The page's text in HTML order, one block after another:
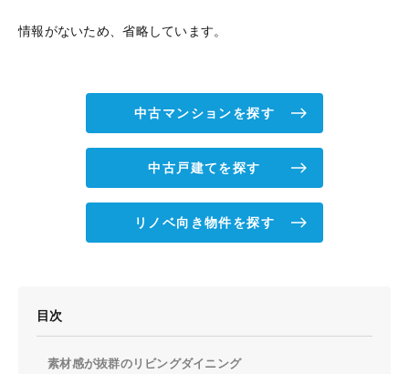
情報がないため、省略しています。
中古マンションを探す
中古戸建てを探す
リノベ向き物件を探す
目次
素材感が抜群のリビングダイニング